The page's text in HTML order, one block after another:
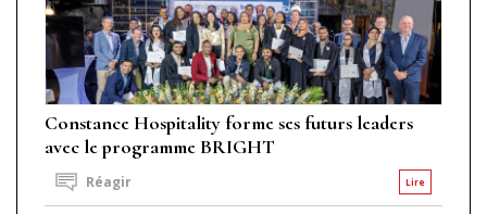
Constance Hospitality forme ses futurs leaders
avec le programme BRIGHT
Lire
Réagir